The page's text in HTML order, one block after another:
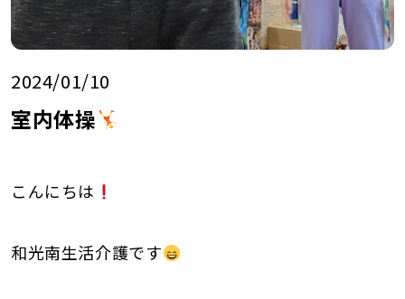
2024/01/10
室内体操
こんにちは
和光南生活介護です